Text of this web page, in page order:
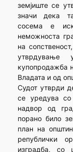
земјиште се
значи дека
сосема е
неможноста
на
утврдување
купопродажба
Владата и од
Судот утврди
се уредува со
надвор од
порано било
план на
републички
изградба, со